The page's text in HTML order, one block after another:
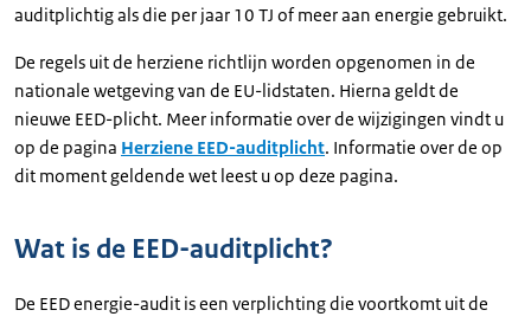
auditplichtig als die per jaar 10 TJ of meer aan energie gebruikt.
De regels uit de herziene richtlijn worden opgenomen in de
nationale wetgeving van de EU-lidstaten. Hierna geldt de
nieuwe EED-plicht. Meer informatie over de wijzigingen vindt u
op de pagina Herziene EED-auditplicht. Informatie over de op
dit moment geldende wet leest u op deze pagina.
Wat is de EED-auditplicht?
De EED energie-audit is een verplichting die voortkomt uit de